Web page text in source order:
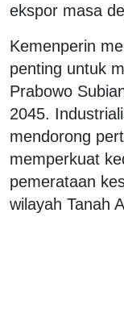
ekspor masa
Kemenperin
penting untuk
Prabowo
2045.
mendorong
memperkuat
pemerataan
wilayah Tanah